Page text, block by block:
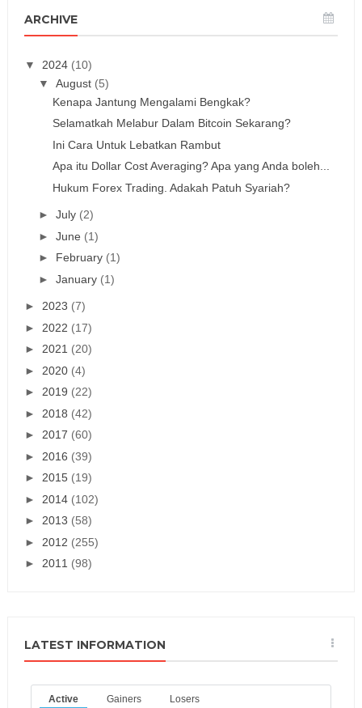
ARCHIVE
▼ 2024 (10)
▼ August (5)
Kenapa Jantung Mengalami Bengkak?
Selamatkah Melabur Dalam Bitcoin Sekarang?
Ini Cara Untuk Lebatkan Rambut
Apa itu Dollar Cost Averaging? Apa yang Anda boleh...
Hukum Forex Trading. Adakah Patuh Syariah?
► July (2)
► June (1)
► February (1)
► January (1)
► 2023 (7)
► 2022 (17)
► 2021 (20)
► 2020 (4)
► 2019 (22)
► 2018 (42)
► 2017 (60)
► 2016 (39)
► 2015 (19)
► 2014 (102)
► 2013 (58)
► 2012 (255)
► 2011 (98)
LATEST INFORMATION